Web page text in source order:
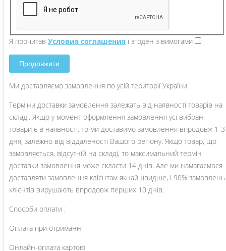
Я прочитав Условия соглашения і згоден з вимогами
Продовжити
Ми доставляємо замовлення по усій території України.
Терміни доставки замовлення залежать від наявності товарів на
складі. Якщо у момент оформлення замовлення усі вибрані
товари є в наявності, то ми доставимо замовлення впродовж 1-3
дня, залежно від віддаленості Вашого регіону. Якщо товар, що
замовляється, відсутній на складі, то максимальний термін
доставки замовлення може скласти 14 днів. Але ми намагаємося
доставляти замовлення клієнтам якнайшвидше, і 90% замовлень
клієнтів вирушають впродовж перших 10 днів.
Способи оплати :
Оплата при отриманні
Онлайн-оплата картою